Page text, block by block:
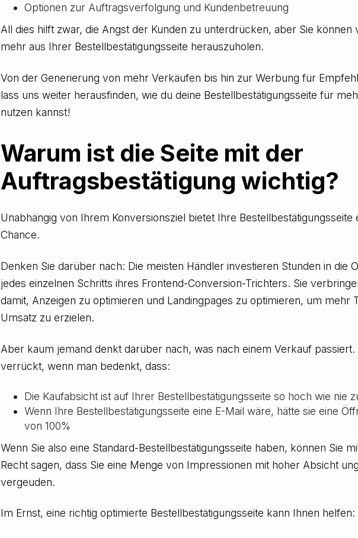
Optionen zur Auftragsverfolgung und Kundenbetreuung
All dies hilft zwar, die Angst der Kunden zu unterdrücken, aber Sie können
mehr aus Ihrer Bestellbestätigungsseite herauszuholen.
Von der Generierung von mehr Verkäufen bis hin zur Werbung für
lass uns weiter herausfinden, wie du deine Bestellbestätigungsseite für
nutzen kannst!
Warum ist die Seite mit der
Auftragsbestätigung wichtig?
Unabhängig von Ihrem Konversionsziel bietet Ihre Bestellbestätigungsseite
Chance.
Denken Sie darüber nach: Die meisten Händler investieren Stunden in die
jedes einzelnen Schritts ihres Frontend-Conversion-Trichters. Sie
damit, Anzeigen zu optimieren und Landingpages zu optimieren, um mehr
Umsatz zu erzielen.
Aber kaum jemand denkt darüber nach, was nach einem Verkauf passiert.
verrückt, wenn man bedenkt, dass:
Die Kaufabsicht ist auf Ihrer Bestellbestätigungsseite so hoch wie nie
Wenn Ihre Bestellbestätigungsseite eine E-Mail wäre, hätte sie eine
von 100%
Wenn Sie also eine Standard-Bestellbestätigungsseite haben, können Sie
Recht sagen, dass Sie eine Menge von Impressionen mit hoher Absicht
vergeuden.
Im Ernst, eine richtig optimierte Bestellbestätigungsseite kann Ihnen helfen: